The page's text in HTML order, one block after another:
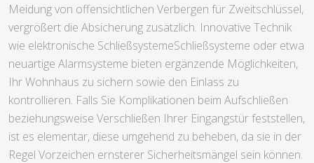
Meidung von offensichtlichen Verbergen für Zweitschlüssel,
vergrößert die Absicherung zusätzlich. Innovative Technik
wie elektronische SchließsystemeSchließsysteme oder etwa
neuartige Alarmsysteme bieten ergänzende Möglichkeiten,
Ihr Wohnhaus zu sichern sowie den Einlass zu
kontrollieren. Falls Sie Komplikationen beim Aufschließen
beziehungsweise Verschließen Ihrer Eingangstür feststellen,
ist es elementar, diese umgehend zu beheben, da sie in der
Regel Vorzeichen ernsterer Sicherheitsmängel sein können.